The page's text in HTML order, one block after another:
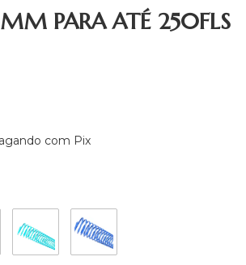
PARA ATÉ 250FLS
com Pix